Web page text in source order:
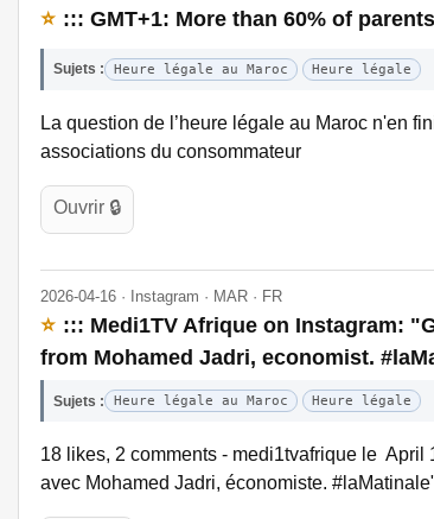
⭐ ::: GMT+1: More than 60% of
Sujets : Heure légale au Maroc Heure légale
La question de l’heure légale au Maroc n'en
associations du consommateur
Ouvrir 🔒
2026-04-16 · Instagram · MAR · FR
⭐ ::: Medi1TV Afrique on Instagram:
from Mohamed Jadri, economist.
Sujets : Heure légale au Maroc Heure légale
18 likes, 2 comments - medi1tvafrique le April
avec Mohamed Jadri, économiste.